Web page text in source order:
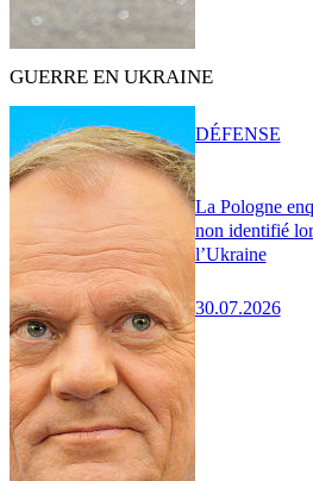
GUERRE EN UKRAINE
La Pologne
non identifié
l’Ukraine
30.07.2026
DÉFENSE